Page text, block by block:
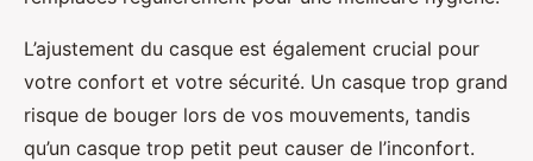
L’ajustement du casque est également crucial pour
votre confort et votre sécurité. Un casque trop grand
risque de bouger lors de vos mouvements, tandis
qu’un casque trop petit peut causer de l’inconfort.